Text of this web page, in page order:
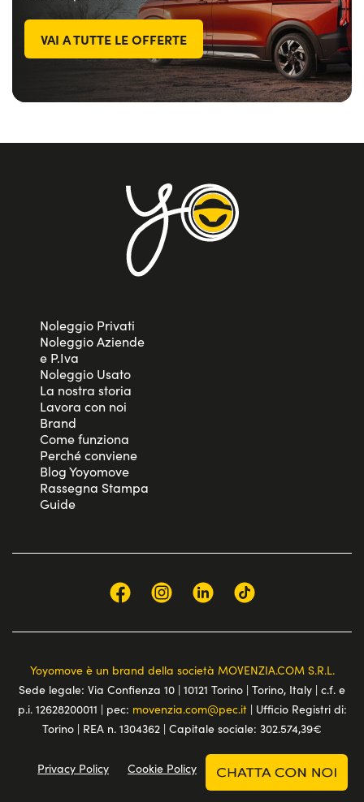
VAI A TUTTE LE OFFERTE
Noleggio Privati
Noleggio Aziende
e P.Iva
Noleggio Usato
La nostra storia
Lavora con noi
Brand
Come funziona
Perché conviene
Blog Yoyomove
Rassegna Stampa
Guide
Yoyomove è un brand della società MOVENZIA.COM S.R.L.
Sede legale: Via Confienza 10 | 10121 Torino | Torino, Italy | c.f. e
p.i. 12628200011 | pec: movenzia.com@pec.it| Ufficio Registri di:
Torino | REA n. 1304362 | Capitale sociale: 302.574,39€
Privacy Policy Cookie Policy Terms and conditions